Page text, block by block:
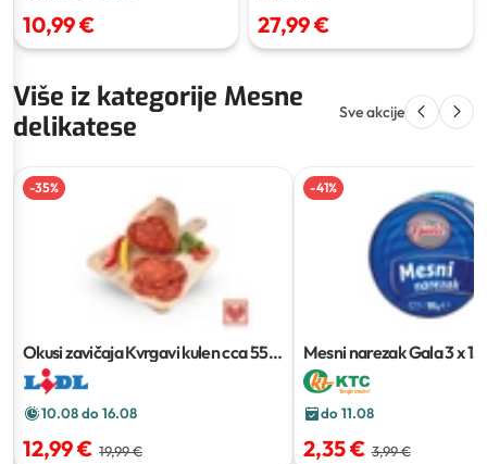
10,99 € 27,99 €
Više iz kategorije Mesne
delikatese
Sve akcije
-35%
Okusi zavičaja Kvrgavi kulencca 550
g
10.08 do 16.08
12,99 € 19,99 €
-41%
Mesni narezak Gala3 x
do 11.08
2,35 € 3,99 €